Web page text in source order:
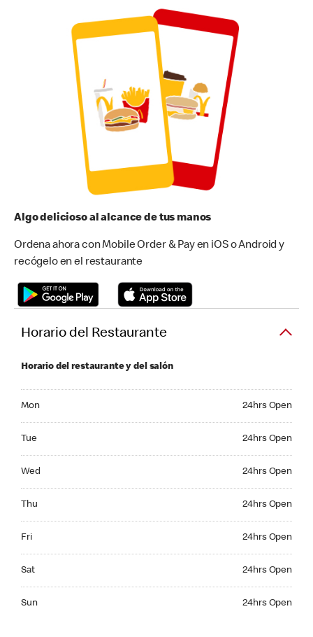
Algo delicioso al alcance de tus manos
Ordena ahora con Mobile Order & Pay en iOS o Android y
recógelo en el restaurante
Horario del Restaurante
Horario del restaurante y del salón
Mon 24hrs Open
Tue 24hrs Open
Wed 24hrs Open
Thu 24hrs Open
Fri 24hrs Open
Sat 24hrs Open
Sun 24hrs Open